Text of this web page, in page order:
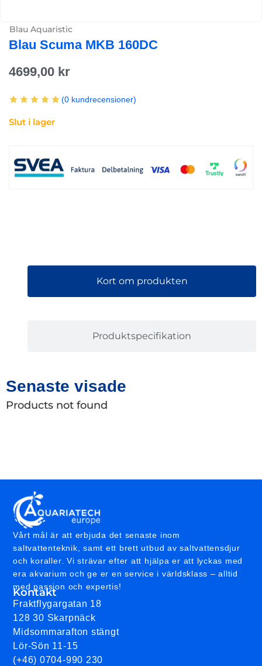
Blau Aquaristic
Blau Scuma MKB 160DC
4699,00 kr
(0 kundrecensioner)
Slut i lager
Kort om produkten
Produktspecifikation
Senaste visade
Products not found
Vårt mål är att erbjuda det senaste inom
saltvattenteknik, samt ett brett utbud av saltvattensdjur
och koraller. Vi strävar efter att hjälpa er att lyckas med
era akvarium och ge er en service i världsklass – alltid
med passion och expertis!
Kontakt
Fraktflygargatan 18
128 30 Skarpnäck
Midsommarafton stängt
Lör-Sön 11-15
(+46) 0704-990 230